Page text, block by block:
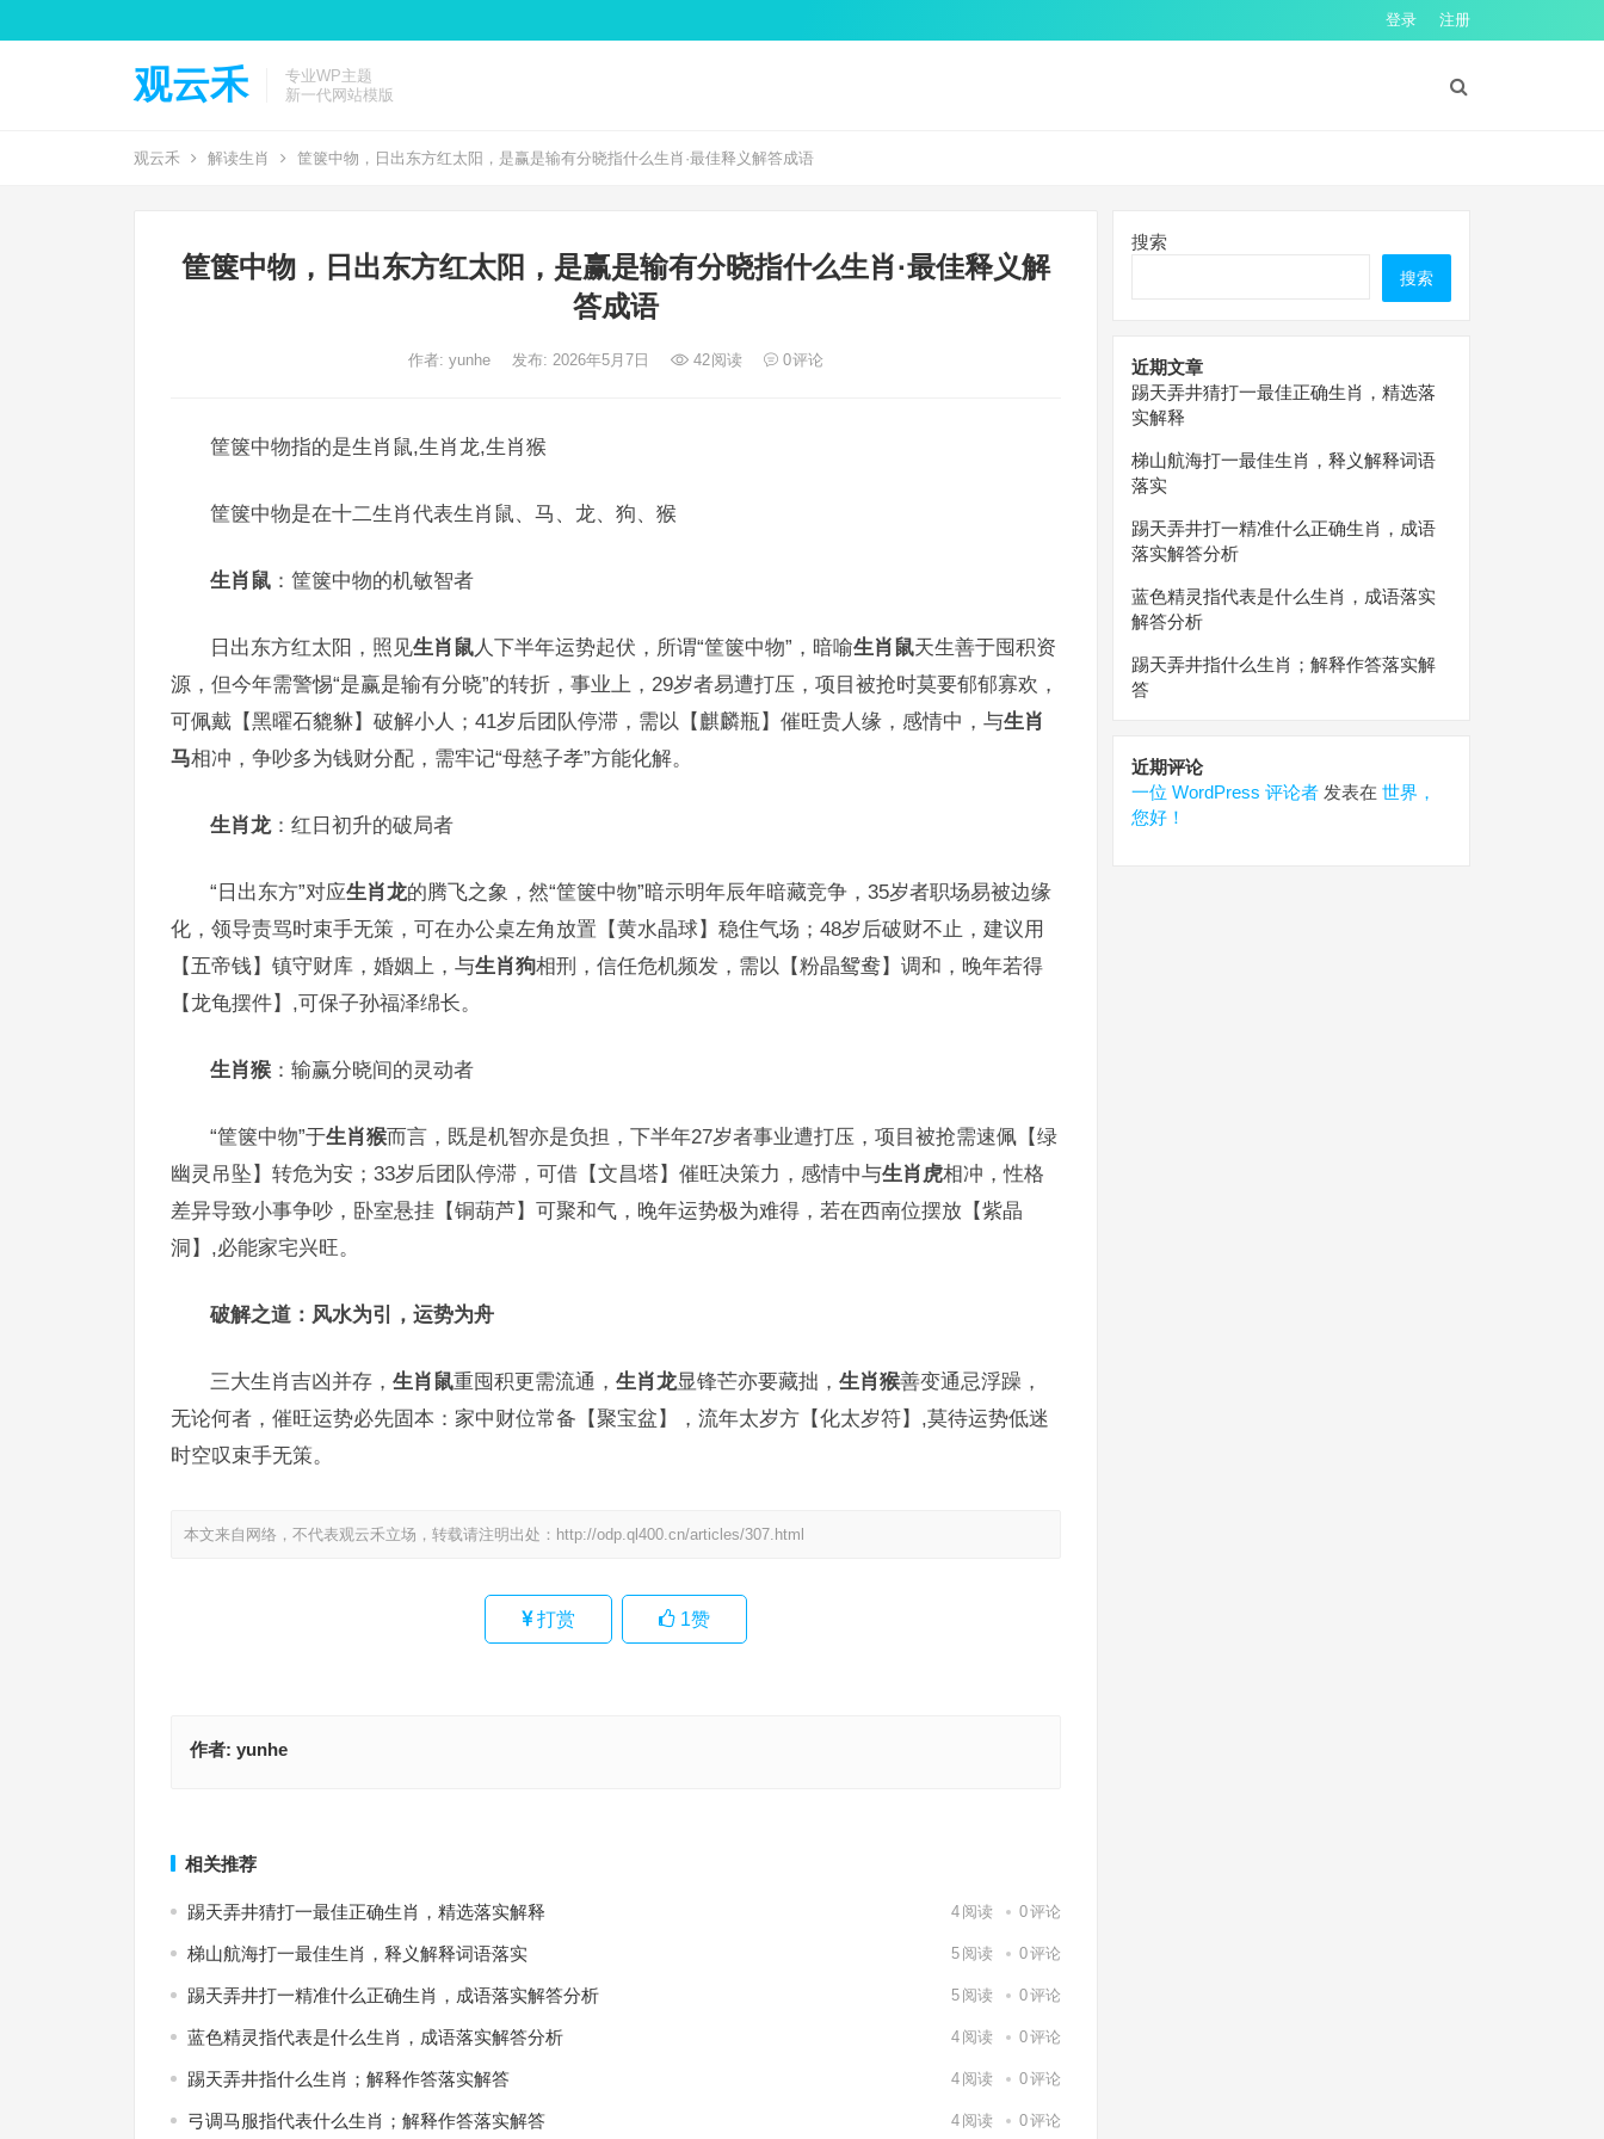
登录 注册
观云禾
专业WP主题
新一代网站模版
观云禾 解读生肖 筐箧中物，日出东方红太阳，是赢是输有分晓指什么生肖·最佳释义解答成语
筐箧中物，日出东方红太阳，是赢是输有分晓指什么生肖·最佳释义解
答成语
作者: yunhe 发布: 2026年5月7日 42阅读 0评论
筐箧中物指的是生肖鼠,生肖龙,生肖猴
筐箧中物是在十二生肖代表生肖鼠、马、龙、狗、猴
生肖鼠 ：筐箧中物的机敏智者
日出东方红太阳，照见生肖鼠 人下半年运势起伏，所谓“筐箧中物”，暗喻生肖鼠天生善于囤积资
源，但今年需警惕“是赢是输有分晓”的转折，事业上，29岁者易遭打压，项目被抢时莫要郁郁寡欢，
可佩戴【黑曜石貔貅】破解小人；41岁后团队停滞，需以【麒麟瓶】催旺贵人缘，感情中，与生肖
马相冲，争吵多为钱财分配，需牢记“母慈子孝”方能化解。
生肖龙：红日初升的破局者
“日出东方”对应生肖龙的腾飞之象，然“筐箧中物”暗示明年辰年暗藏竞争，35岁者职场易被边缘
化，领导责骂时束手无策，可在办公桌左角放置【黄水晶球】稳住气场；48岁后破财不止，建议用
【五帝钱】镇守财库，婚姻上，与生肖狗相刑，信任危机频发，需以【粉晶鸳鸯】调和，晚年若得
【龙龟摆件】,可保子孙福泽绵长。
生肖猴 ：输赢分晓间的灵动者
“筐箧中物”于生肖猴而言，既是机智亦是负担，下半年27岁者事业遭打压，项目被抢需速佩【绿
幽灵吊坠】转危为安；33岁后团队停滞，可借【文昌塔】催旺决策力，感情中与生肖虎相冲，性格
差异导致小事争吵，卧室悬挂【铜葫芦】可聚和气，晚年运势极为难得，若在西南位摆放【紫晶
洞】,必能家宅兴旺。
破解之道：风水为引，运势为舟
三大生肖吉凶并存， 生肖鼠重囤积更需流通， 生肖龙显锋芒亦要藏拙， 生肖猴善变通忌浮躁，
无论何者，催旺运势必先固本：家中财位常备【聚宝盆】，流年太岁方【化太岁符】,莫待运势低迷
时空叹束手无策。
本文来自网络，不代表观云禾立场，转载请注明出处： http://odp.ql400.cn/articles/307.html
打赏 1赞
作者: yunhe
相关推荐
踢天弄井猜打一最佳正确生肖，精选落实解释 4 阅读 0评论
梯山航海打一最佳生肖，释义解释词语落实 5 阅读 0评论
踢天弄井打一精准什么正确生肖，成语落实解答分析 5 阅读 0评论
蓝色精灵指代表是什么生肖，成语落实解答分析 4 阅读 0评论
踢天弄井指什么生肖；解释作答落实解答 4 阅读 0评论
弓调马服指代表什么生肖；解释作答落实解答 4 阅读 0评论
搜索
搜索
近期文章
踢天弄井猜打一最佳正确生肖，精选落
实解释
梯山航海打一最佳生肖，释义解释词语
落实
踢天弄井打一精准什么正确生肖，成语
落实解答分析
蓝色精灵指代表是什么生肖，成语落实
解答分析
踢天弄井指什么生肖；解释作答落实解
答
近期评论
一位 WordPress 评论者 发表在 世界，
您好！